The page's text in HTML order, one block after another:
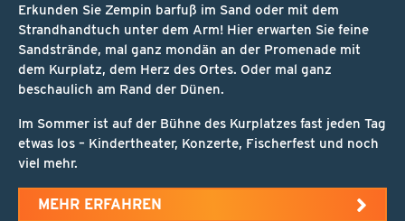
Erkunden Sie Zempin barfuß im Sand oder mit dem
Strandhandtuch unter dem Arm! Hier erwarten Sie feine
Sandstrände, mal ganz mondän an der Promenade mit
dem Kurplatz, dem Herz des Ortes. Oder mal ganz
beschaulich am Rand der Dünen.
Im Sommer ist auf der Bühne des Kurplatzes fast jeden Tag
etwas los – Kindertheater, Konzerte, Fischerfest und noch
viel mehr.
MEHR ERFAHREN